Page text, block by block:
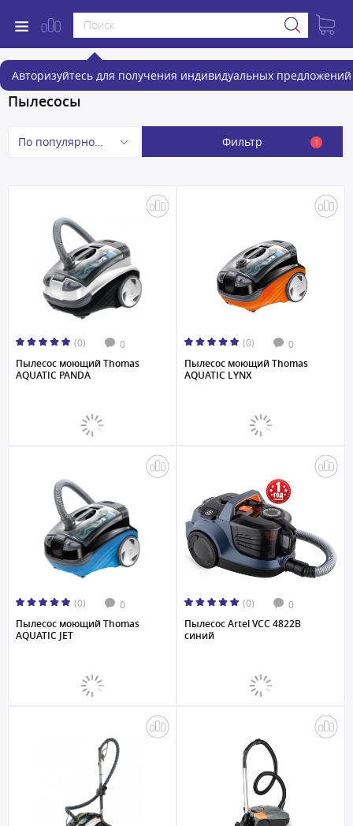
Авторизуйтесь для получения индивидуальных предложений
Пылесосы
По популярности Фильтр 1
(0) 0
Пылесос моющий Thomas
AQUATIC PANDA
(0) 0
Пылесос моющий Thomas
AQUATIC LYNX
(0) 0
Пылесос моющий Thomas
AQUATIC JET
(0) 0
Пылесос Artel VCC 4822B
синий